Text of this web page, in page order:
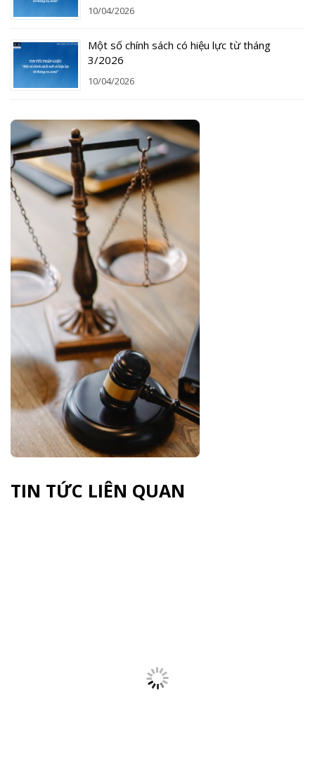
10/04/2026
Một số chính sách có hiệu lực từ tháng
3/2026
10/04/2026
TIN TỨC LIÊN QUAN